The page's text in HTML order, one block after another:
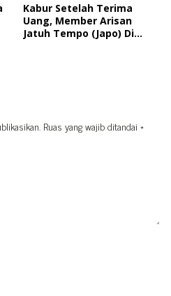
Kabur Setelah Terima
Uang, Member Arisan
Jatuh Tempo (Japo) Di
Ruas yang wajib ditandai *